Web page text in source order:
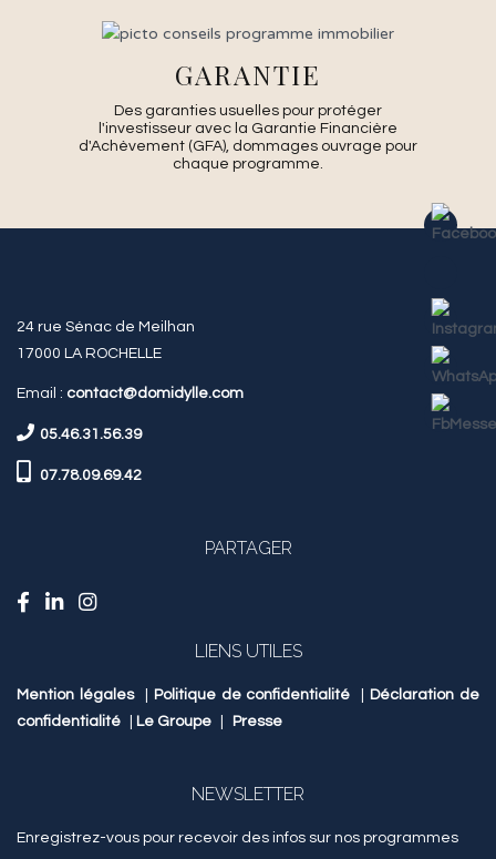
GARANTIE
Des garanties usuelles pour protéger
l'investisseur avec la Garantie Financière
d'Achèvement (GFA), dommages ouvrage pour
chaque programme.
24 rue Sénac de Meilhan
17000 LA ROCHELLE
Email : contact@domidylle.com
05.46.31.56.39
07.78.09.69.42
PARTAGER
LIENS UTILES
Mention légales Politique de confidentialité
Déclaration de
confidentialité
Le Groupe Presse
NEWSLETTER
Enregistrez-vous pour recevoir des infos sur nos programmes